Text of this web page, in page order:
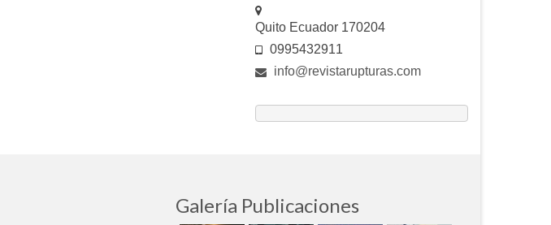
Quito Ecuador 170204
0995432911
info@revistarupturas.com
Galería Publicaciones